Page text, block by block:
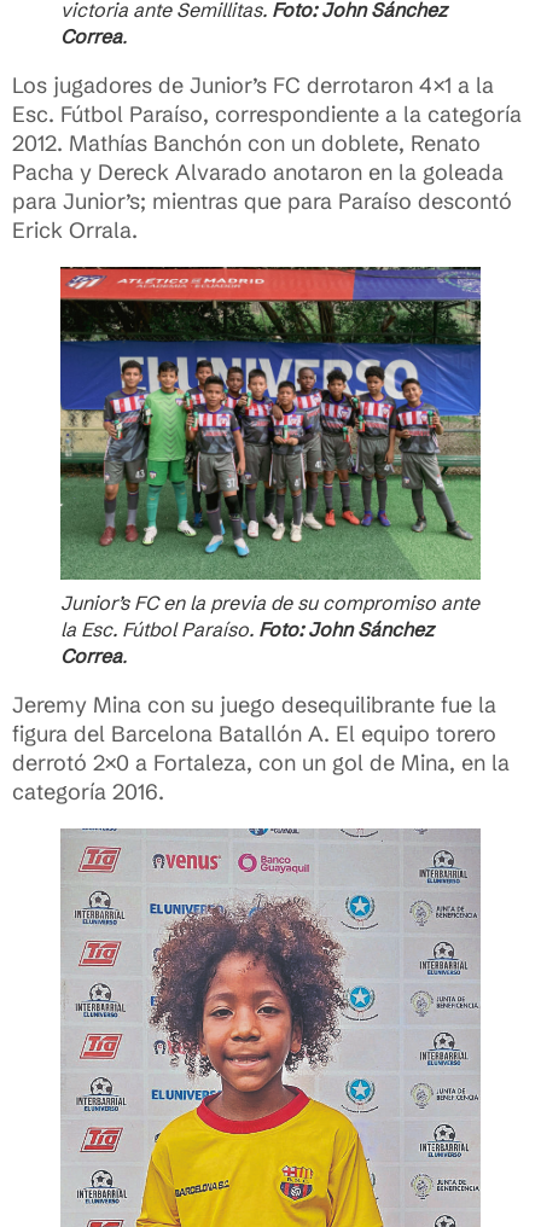
victoria ante Semillitas. Foto: John Sánchez
Correa.
Los jugadores de Junior’s FC derrotaron 4×1 a la
Esc. Fútbol Paraíso, correspondiente a la categoría
2012. Mathías Banchón con un doblete, Renato
Pacha y Dereck Alvarado anotaron en la goleada
para Junior’s; mientras que para Paraíso descontó
Erick Orrala.
Junior’s FC en la previa de su compromiso ante
la Esc. Fútbol Paraíso. Foto: John Sánchez
Correa.
Jeremy Mina con su juego desequilibrante fue la
figura del Barcelona Batallón A. El equipo torero
derrotó 2×0 a Fortaleza, con un gol de Mina, en la
categoría 2016.